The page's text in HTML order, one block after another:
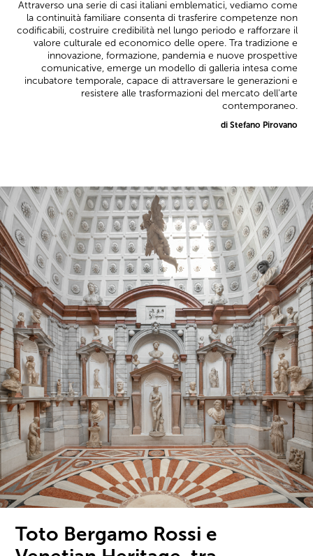
Attraverso una serie di casi italiani emblematici, vediamo come
la continuità familiare consenta di trasferire competenze non
codificabili, costruire credibilità nel lungo periodo e rafforzare il
valore culturale ed economico delle opere. Tra tradizione e
innovazione, formazione, pandemia e nuove prospettive
comunicative, emerge un modello di galleria intesa come
incubatore temporale, capace di attraversare le generazioni e
resistere alle trasformazioni del mercato dell’arte
contemporaneo.
di Stefano Pirovano
Toto Bergamo Rossi e